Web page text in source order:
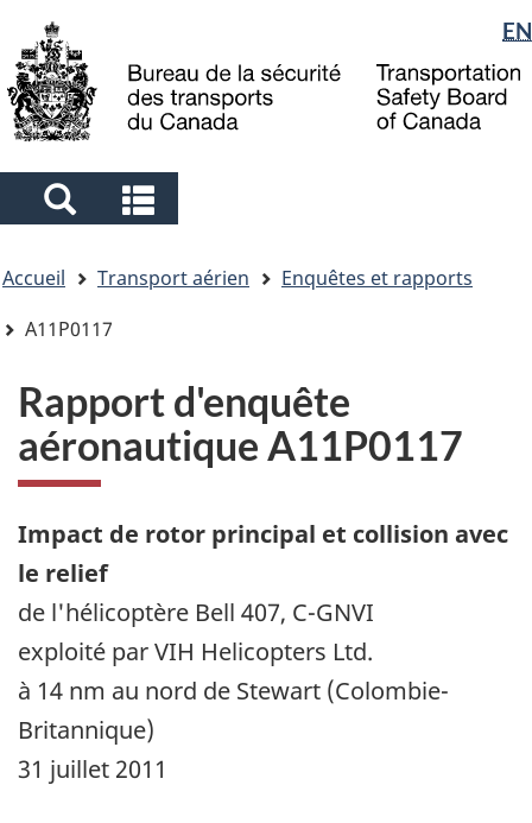
to
main
to
"About
government"
à
la
Sélection
de
la
langue
EN
Search
and
menus
and
menus
êtes
ici
Accueil Transport aérien
Enquêtes et rapports
A11P0117
Rapport d'enquête
aéronautique A11P0117
Impact de rotor principal et collision avec
le relief
de l'hélicoptère Bell 407, C-GNVI
exploité par VIH Helicopters Ltd.
à 14 nm au nord de Stewart (Colombie-
Britannique)
31 juillet 2011